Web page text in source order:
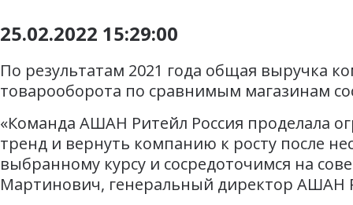
25.02.2022 15:29:00
По результатам 2021 года общая выручка
товарооборота по сравнимым магазинам
«Команда АШАН Ритейл Россия проделала
тренд и вернуть компанию к росту после
выбранному курсу и сосредоточимся на
Мартинович, генеральный директор АШАН